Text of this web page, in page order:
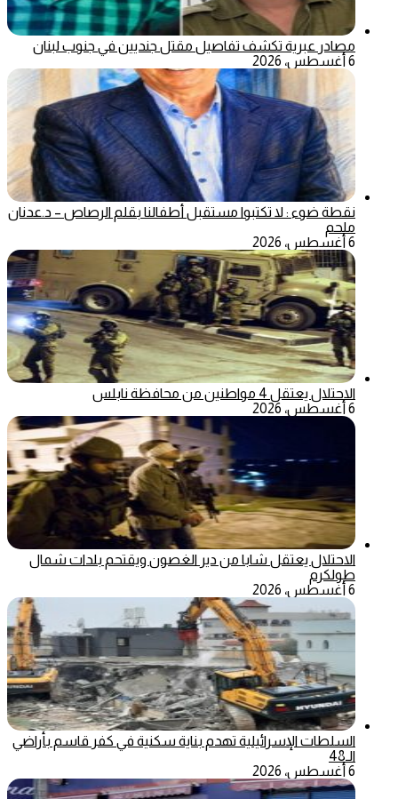
مصادر عبرية تكشف تفاصيل مقتل جنديين في جنوب لبنان
6 أغسطس، 2026
نقطة ضوء : لا تكتبوا مستقبل أطفالنا بقلم الرصاص – د.عدنان
ملحم
6 أغسطس، 2026
الاحتلال يعتقل 4 مواطنين من محافظة نابلس
6 أغسطس، 2026
الاحتلال يعتقل شابا من دير الغصون ويقتحم بلدات شمال
طولكرم
6 أغسطس، 2026
السلطات الإسرائيلية تهدم بناية سكنية في كفر قاسم بأراضي
الـ48
6 أغسطس، 2026